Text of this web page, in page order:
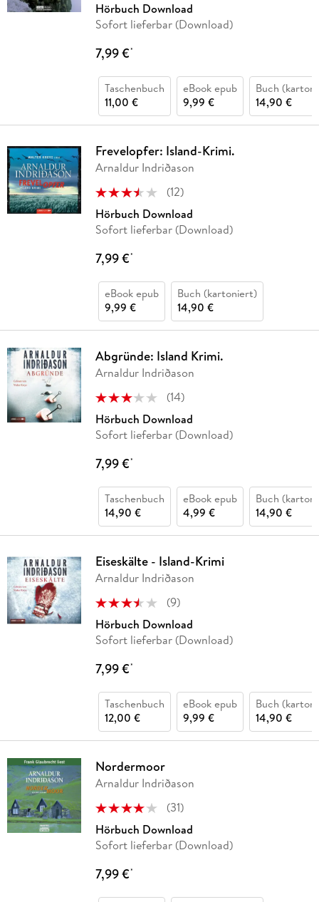
Hörbuch Download
Sofort lieferbar (Download)
7,99 €*
Taschenbuch
11,00 €
eBook epub
9,99 €
Buch
14,90 €
Frevelopfer: Island-Krimi.
Arnaldur Indriðason
(12)
Hörbuch Download
Sofort lieferbar (Download)
7,99 €*
eBook epub
9,99 €
Buch (kartoniert)
14,90 €
Abgründe: Island Krimi.
Arnaldur Indriðason
(14)
Hörbuch Download
Sofort lieferbar (Download)
7,99 €*
Taschenbuch
14,90 €
eBook epub
4,99 €
Buch
14,90 €
Eiseskälte - Island-Krimi
Arnaldur Indriðason
(9)
Hörbuch Download
Sofort lieferbar (Download)
7,99 €*
Taschenbuch
12,00 €
eBook epub
9,99 €
Buch
14,90 €
Nordermoor
Arnaldur Indriðason
(31)
Hörbuch Download
Sofort lieferbar (Download)
7,99 €*